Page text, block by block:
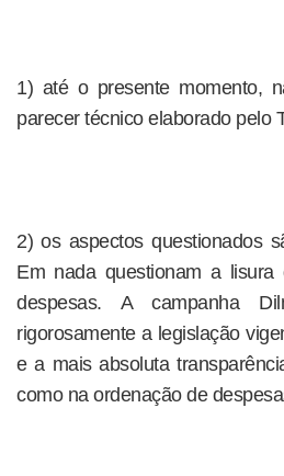
1) até o presente momento,
parecer técnico elaborado pelo
2) os aspectos questionados
Em nada questionam a
despesas. A campanha
rigorosamente a legislação
e a mais absoluta
como na ordenação de